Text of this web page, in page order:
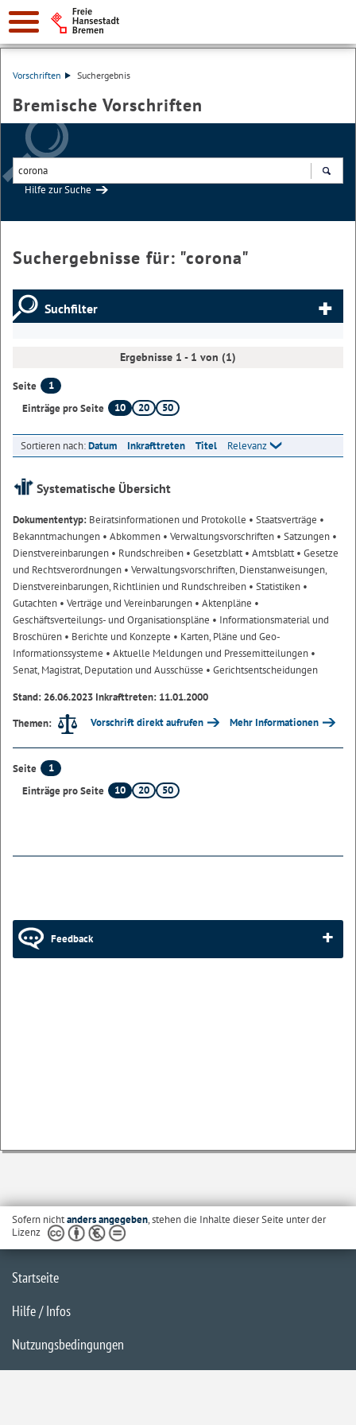
Vorschriften Suchergebnis
Bremische Vorschriften
Hilfe zur Suche
Suchergebnisse für: "corona"
Suchfilter
Ergebnisse 1 - 1 von (1)
Seite
1
Einträge pro Seite
10 20 50
Sortieren nach:Datum Inkrafttreten Titel Relevanz
Systematische Übersicht
Dokumententyp: Beiratsinformationen und Protokolle • Staatsverträge •
Bekanntmachungen • Abkommen • Verwaltungsvorschriften • Satzungen •
Dienstvereinbarungen • Rundschreiben • Gesetzblatt• Amtsblatt• Gesetze
und Rechtsverordnungen • Verwaltungsvorschriften, Dienstanweisungen,
Dienstvereinbarungen, Richtlinien und Rundschreiben • Statistiken •
Gutachten • Verträge und Vereinbarungen • Aktenpläne •
Geschäftsverteilungs- und Organisationspläne • Informationsmaterial und
Broschüren • Berichte und Konzepte • Karten, Pläne und Geo-
Informationssysteme • Aktuelle Meldungen und Pressemitteilungen •
Senat, Magistrat, Deputation und Ausschüsse • Gerichtsentscheidungen
Stand: 26.06.2023 Inkrafttreten: 11.01.2000
Themen:
Vorschrift direkt aufrufen Mehr Informationen
Seite
1
Einträge pro Seite
10 20 50
Feedback
Sofern nichtanders angegeben, stehen die Inhalte dieser Seite unter der
Lizenz
Startseite
Hilfe / Infos
Nutzungsbedingungen